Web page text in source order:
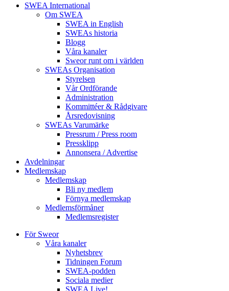
SWEA International
Om SWEA
SWEA in English
SWEAs historia
Blogg
Våra kanaler
Sweor runt om i världen
SWEAs Organisation
Styrelsen
Vår Ordförande
Administration
Kommittéer & Rådgivare
Årsredovisning
SWEAs Varumärke
Pressrum / Press room
Pressklipp
Annonsera / Advertise
Avdelningar
Medlemskap
Medlemskap
Bli ny medlem
Förnya medlemskap
Medlemsförmåner
Medlemsregister
För Sweor
Våra kanaler
Nyhetsbrev
Tidningen Forum
SWEA-podden
Sociala medier
SWEA Live!